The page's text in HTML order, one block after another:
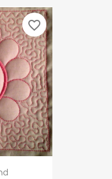
favorite_border